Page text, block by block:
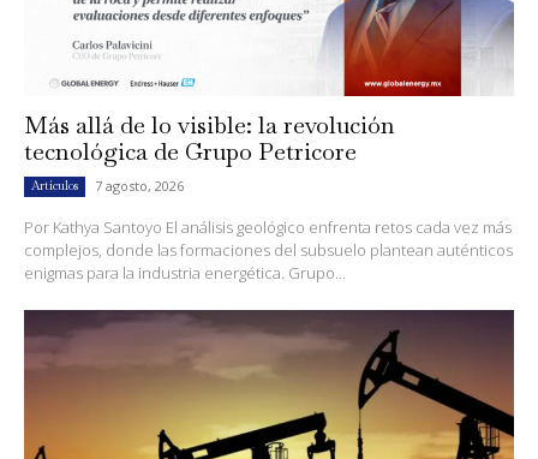
Más allá de lo visible: la revolución
tecnológica de Grupo Petricore
Artículos 7 agosto, 2026
Por Kathya Santoyo El análisis geológico enfrenta retos cada vez más
complejos, donde las formaciones del subsuelo plantean auténticos
enigmas para la industria energética. Grupo...